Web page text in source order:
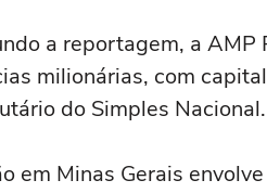
a reportagem, a
milionárias, com
do Simples Nacional.
em Minas Gerais